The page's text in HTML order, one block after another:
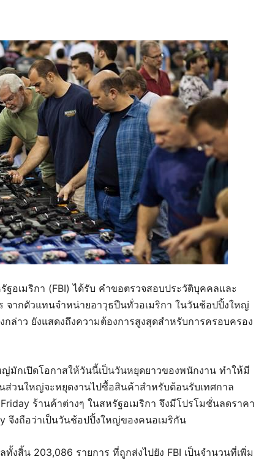
อเมริกา (FBI) ได้รับ คำขอตรวจสอบประวัติบุคคลและ
จากตัวแทนจำหน่ายอาวุธปืนทั่วอเมริกา ในวันช้อปปิ้งใหญ่
ล่าว ยังแสดงถึงความต้องการสูงสุดสำหรับการครอบครอง
มักเปิดโอกาสให้วันนี้เป็นวันหยุดยาวของพนักงาน ทำให้มี
ส่วนใหญ่จะหยุดงานไปซื้อสินค้าสำหรับต้อนรับเทศกาล
ร้านค้าต่างๆ ในสหรัฐอเมริกา จึงมีโปรโมชั่นลดราคา
จึงถือว่าเป็นวันช้อปปิ้งใหญ่ของคนอเมริกัน
งสิ้น 203,086 รายการ ที่ถูกส่งไปยัง FBI เป็นจำนวนที่เพิ่ม